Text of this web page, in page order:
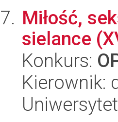
Miłość,
sielance
Konkurs:
Kierownik: